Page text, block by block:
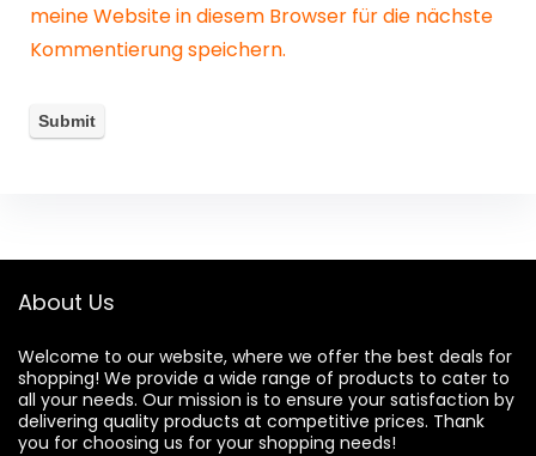
meine Website in diesem Browser für die nächste
Kommentierung speichern.
About Us
Welcome to our website, where we offer the best deals for
shopping! We provide a wide range of products to cater to
all your needs. Our mission is to ensure your satisfaction by
delivering quality products at competitive prices. Thank
you for choosing us for your shopping needs!